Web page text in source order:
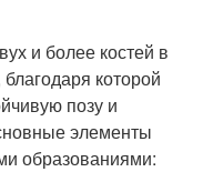
и более костей в
которой
позу и
элементы
образованиями: